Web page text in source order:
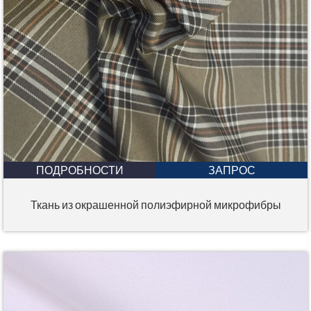
ПОДРОБНОСТИ ЗАПРОС
Ткань из окрашенной полиэфирной микрофибры